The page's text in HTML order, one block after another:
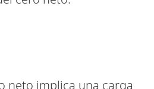
neto implica una carga